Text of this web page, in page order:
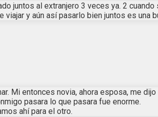
juntos al extranjero 3 veces ya. 2
y aún así pasarlo bien juntos es una
Mi entonces novia, ahora esposa, me
pasara lo que pasara fue enorme.
ahí para el otro.